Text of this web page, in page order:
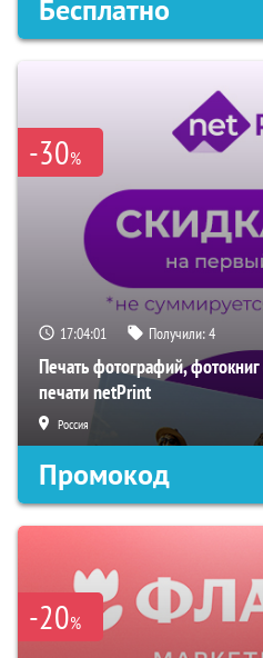
Бесплатно
-30%
17:04:00 Получили:4
Печать фотографий,
печати netPrint
Россия
Промокод
-20%